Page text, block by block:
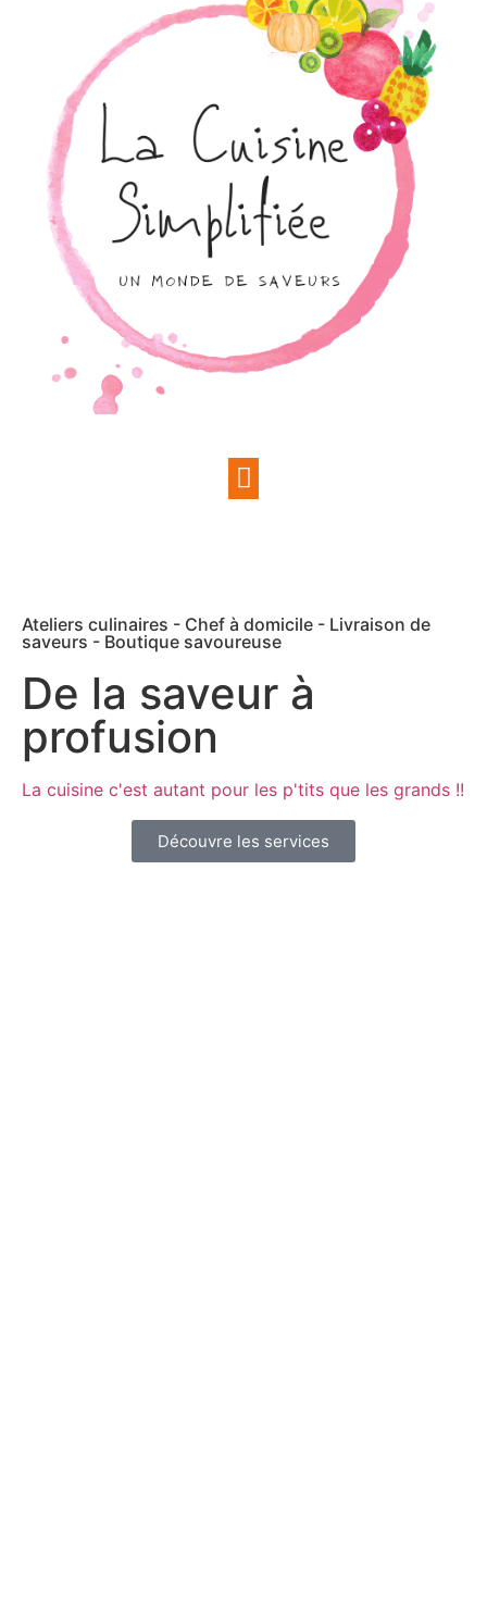
Ateliers culinaires - Chef à domicile - Livraison de
saveurs - Boutique savoureuse
De la saveur à
profusion
La cuisine c'est autant pour les p'tits que les grands !!
Découvre les services